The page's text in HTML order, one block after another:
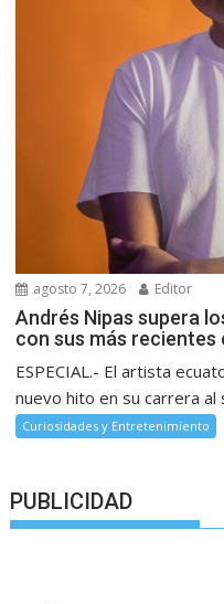
agosto 7, 2026 Editor
Andrés Nipas supera
con sus más recientes
ESPECIAL.- El artista
nuevo hito en su carrera al
Curiosidades y Entretenimiento
PUBLICIDAD